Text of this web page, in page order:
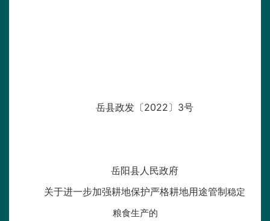
岳县政发〔2022〕3号
岳阳县人民政府
关于进一步加强耕地保护严格耕地用途管制稳定
粮食生产的